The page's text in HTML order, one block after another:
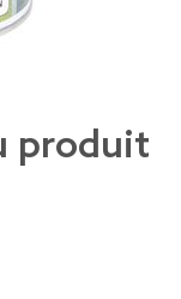
produit